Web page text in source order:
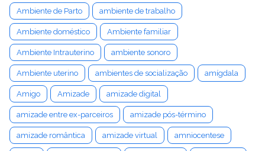
Ambiente de Parto ambiente de trabalho
Ambiente doméstico Ambiente familiar
Ambiente Intrauterino ambiente sonoro
Ambiente uterino ambientes de socialização amígdala
Amigo Amizade amizade digital
amizade entre ex-parceiros amizade pós-término
amizade romântica amizade virtual amniocentese